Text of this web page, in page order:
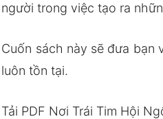
người trong việc tạo ra
Cuốn sách này sẽ đưa
luôn tồn tại.
Tải PDF Nơi Trái Tim Hội